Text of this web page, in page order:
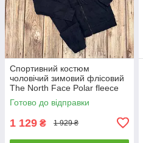
Спортивний костюм
чоловічий зимовий флісовий
The North Face Polar fleece
тнф синій
Готово до відправки
1 129 ₴ 1 929 ₴